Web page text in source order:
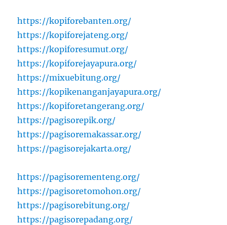
https://kopiforebanten.org/
https://kopiforejateng.org/
https://kopiforesumut.org/
https://kopiforejayapura.org/
https://mixuebitung.org/
https://kopikenanganjayapura.org/
https://kopiforetangerang.org/
https://pagisorepik.org/
https://pagisoremakassar.org/
https://pagisorejakarta.org/
https://pagisorementeng.org/
https://pagisoretomohon.org/
https://pagisorebitung.org/
https://pagisorepadang.org/